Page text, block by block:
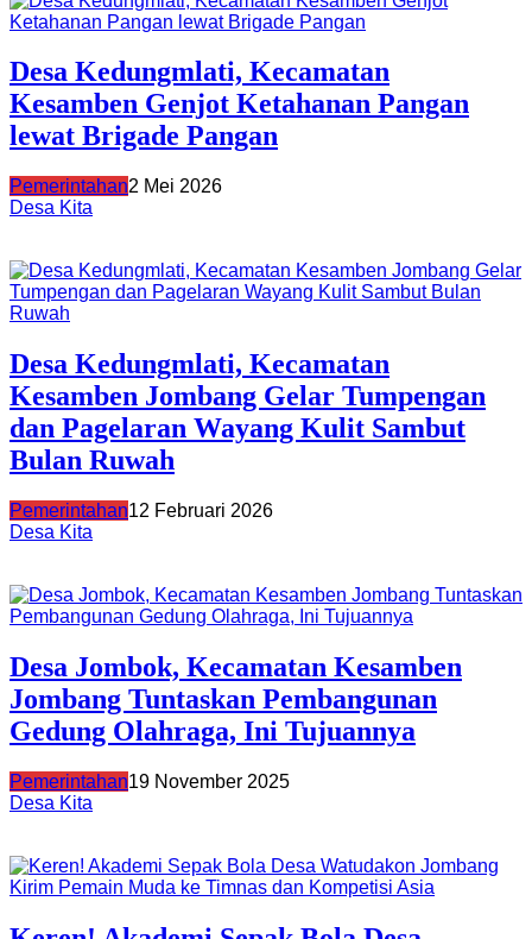
Desa Kedungmlati, Kecamatan
Kesamben Genjot Ketahanan Pangan
lewat Brigade Pangan
Pemerintahan2 Mei 2026
Desa Kita
Desa Kedungmlati, Kecamatan
Kesamben Jombang Gelar Tumpengan
dan Pagelaran Wayang Kulit Sambut
Bulan Ruwah
Pemerintahan12 Februari 2026
Desa Kita
Desa Jombok, Kecamatan Kesamben
Jombang Tuntaskan Pembangunan
Gedung Olahraga, Ini Tujuannya
Pemerintahan19 November 2025
Desa Kita